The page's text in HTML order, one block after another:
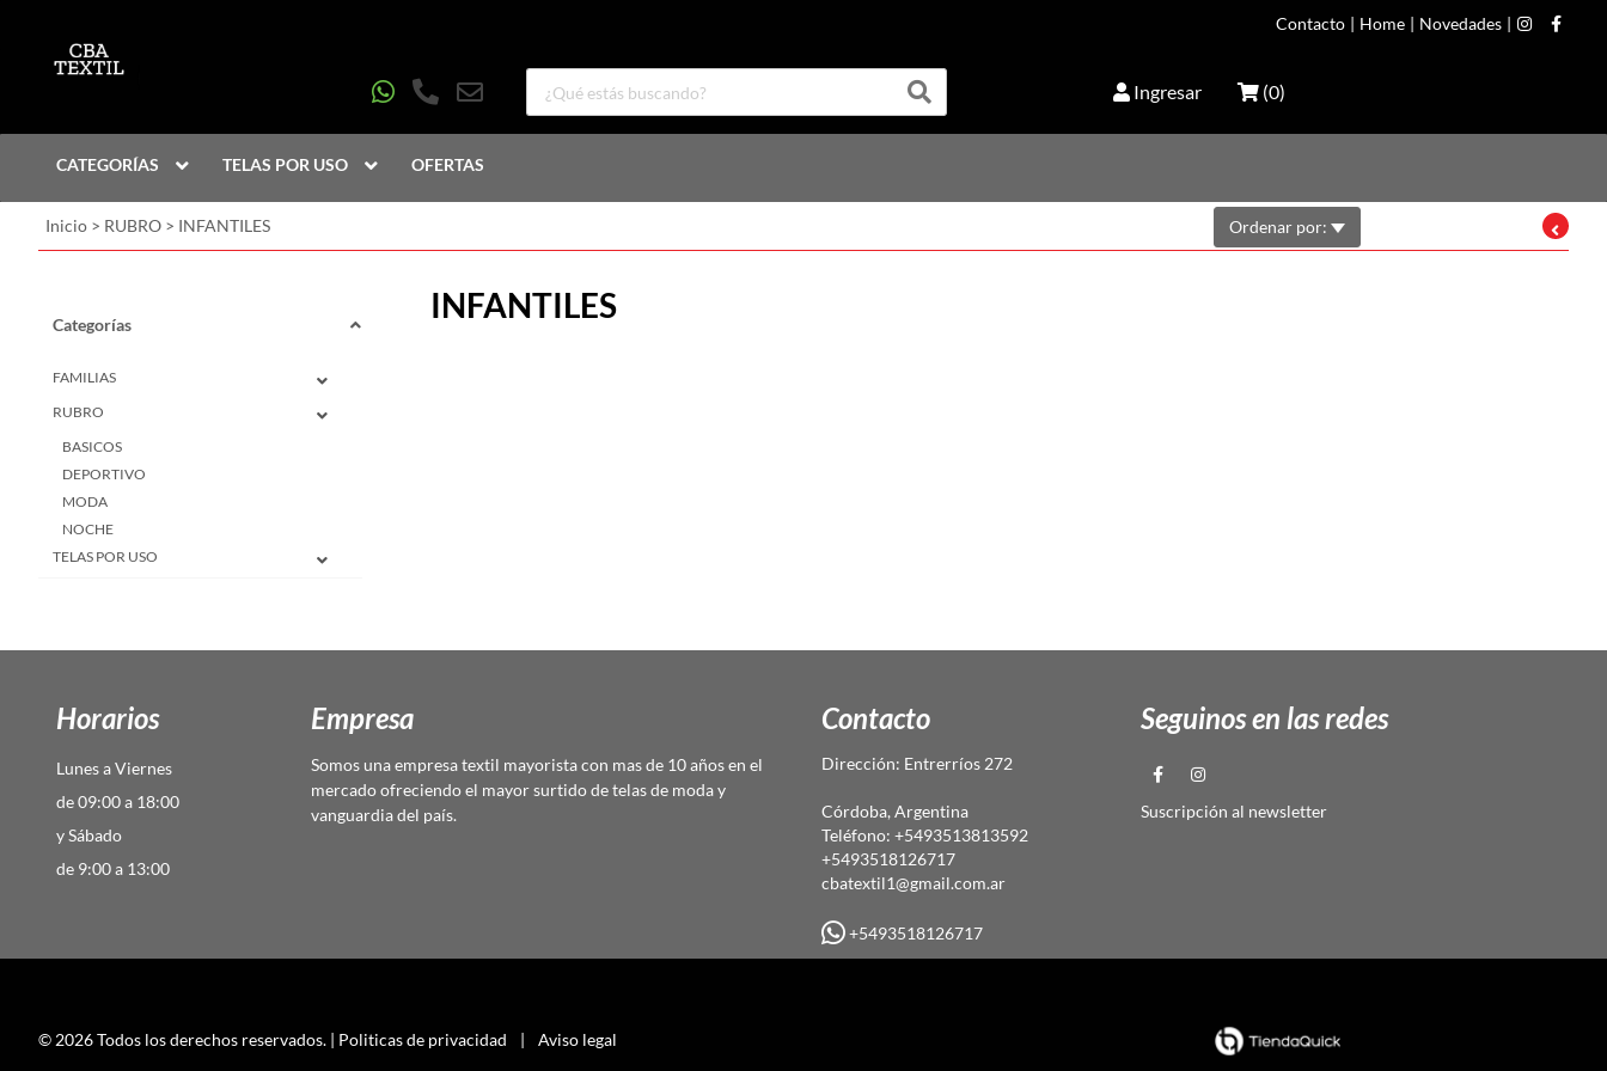
Contacto | Home | Novedades |
Ingresar (0)
CATEGORÍAS TELAS POR USO OFERTAS
Inicio > RUBRO > INFANTILES Ordenar por:
Categorías
FAMILIAS
RUBRO
BASICOS
DEPORTIVO
MODA
NOCHE
TELAS POR USO
INFANTILES
Horarios
Lunes a Viernes
de 09:00 a 18:00
y Sábado
de 9:00 a 13:00
Empresa
Somos una empresa textil mayorista con mas de 10 años en el
mercado ofreciendo el mayor surtido de telas de moda y
vanguardia del país.
Contacto
Dirección: Entrerríos 272
Córdoba, Argentina
Teléfono: +5493513813592
+5493518126717
cbatextil1@gmail.com.ar
+5493518126717
Seguinos en las redes
Suscripción al newsletter
© 2026 Todos los derechos reservados. | Politicas de privacidad | Aviso legal